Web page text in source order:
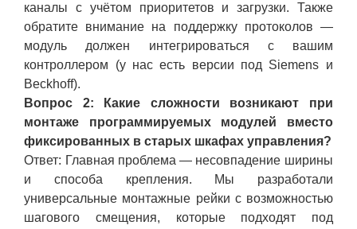
каналы с учётом приоритетов и загрузки. Также
обратите внимание на поддержку протоколов —
модуль должен интегрироваться с вашим
контроллером (у нас есть версии под Siemens и
Beckhoff).
Вопрос 2: Какие сложности возникают при
монтаже программируемых модулей вместо
фиксированных в старых шкафах управления?
Ответ: Главная проблема — несовпадение ширины
и способа крепления. Мы разработали
универсальные монтажные рейки с возможностью
шагового смещения, которые подходят под